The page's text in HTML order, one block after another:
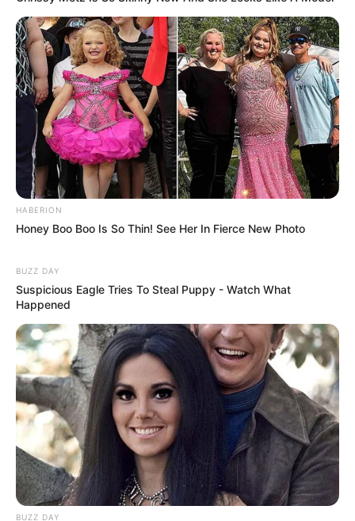
Auf einigen Seiten dieses Projektes sind Affiliate-
Angebote integriert. Wenn etwas darüber gebucht oder
gekauft wird, ist das eine Unterstützung, ohne dass sich
dadurch der Preis ändert.
HABERION
Honey Boo Boo Is So Thin! See Her In Fierce New Photo
BUZZ DAY
Suspicious Eagle Tries To Steal Puppy - Watch What
Happened
BUZZ DAY